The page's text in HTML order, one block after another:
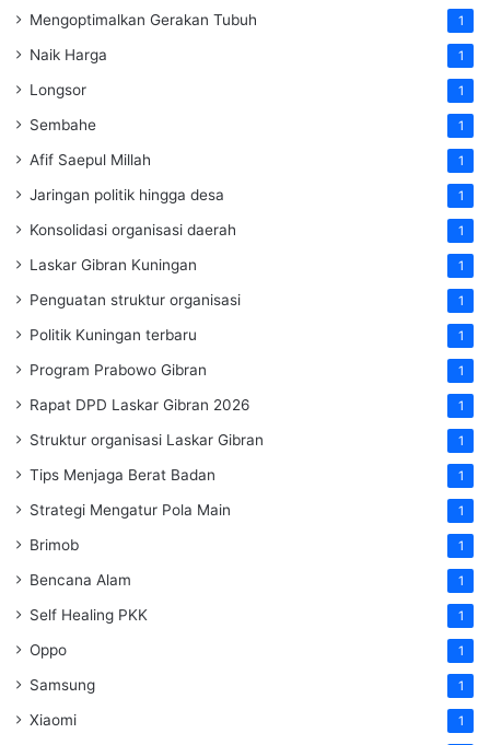
Mengoptimalkan Gerakan Tubuh 1
Naik Harga 1
Longsor 1
Sembahe 1
Afif Saepul Millah 1
Jaringan politik hingga desa 1
Konsolidasi organisasi daerah 1
Laskar Gibran Kuningan 1
Penguatan struktur organisasi 1
Politik Kuningan terbaru 1
Program Prabowo Gibran 1
Rapat DPD Laskar Gibran 2026 1
Struktur organisasi Laskar Gibran 1
Tips Menjaga Berat Badan 1
Strategi Mengatur Pola Main 1
Brimob 1
Bencana Alam 1
Self Healing PKK 1
Oppo 1
Samsung 1
Xiaomi 1